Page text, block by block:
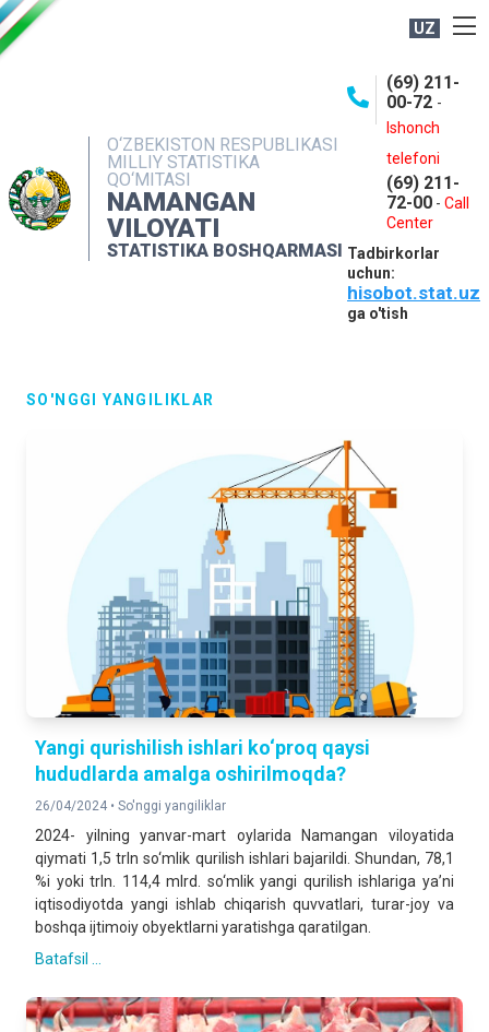
UZ
O‘ZBEKISTON RESPUBLIKASI
MILLIY STATISTIKA
QO‘MITASI
NAMANGAN
VILOYATI
STATISTIKA BOSHQARMASI
(69) 211-
00-72 -
Ishonch
telefoni
(69) 211-
72-00 - Call
Center
Tadbirkorlar
uchun:
hisobot.stat.uz
ga o'tish
NASHRLAR
INTERAKTIV XIZMATLAR
MATBUOT XIZMATI
MUROJAATLAR
SO'NGGI YANGILIKLAR
Yangi qurishilish ishlari ko‘proq qaysi
hududlarda amalga oshirilmoqda?
26/04/2024 • So'nggi yangiliklar
2024- yilning yanvar-mart oylarida Namangan viloyatida
qiymati 1,5 trln so‘mlik qurilish ishlari bajarildi. Shundan, 78,1
%i yoki trln. 114,4 mlrd. so‘mlik yangi qurilish ishlariga ya’ni
iqtisodiyotda yangi ishlab chiqarish quvvatlari, turar-joy va
boshqa ijtimoiy obyektlarni yaratishga qaratilgan.
Batafsil ...